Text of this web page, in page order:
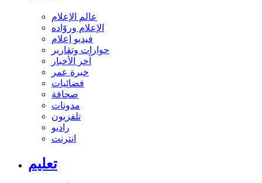
عالم الإعلام
الإعلام وروّاده
فيديو إعلام
حوارات وتقارير
آخر الأخبار
خبرة عمر
فضائيات
صحافة
مدونات
تلفزيون
راديو
انترنت
تعليم